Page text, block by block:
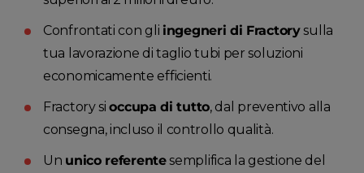
Confrontati con gli ingegneri di Fractorysulla
tua lavorazione di taglio tubi per soluzioni
economicamente efficienti.
Fractory sioccupa di tutto, dal preventivo alla
consegna, incluso il controllo qualità.
Un unico referentesemplifica la gestione del